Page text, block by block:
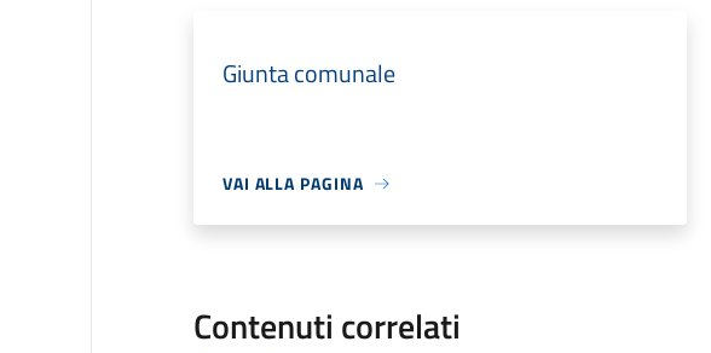
Giunta comunale
VAI ALLA PAGINA
Contenuti correlati